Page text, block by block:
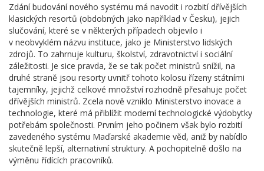
Zdání budování nového systému má navodit i rozbití dřívějších
klasických resortů (obdobných jako například v Česku), jejich
slučování, které se v některých případech objevilo i
v neobvyklém názvu instituce, jako je Ministerstvo lidských
zdrojů. To zahrnuje kulturu, školství, zdravotnictví i sociální
záležitosti. Je sice pravda, že se tak počet ministrů snížil, na
druhé straně jsou resorty uvnitř tohoto kolosu řízeny státními
tajemníky, jejichž celkové množství rozhodně přesahuje počet
dřívějších ministrů. Zcela nově vzniklo Ministerstvo inovace a
technologie, které má přiblížit moderní technologické výdobytky
potřebám společnosti. Prvním jeho počinem však bylo rozbití
zavedeného systému Maďarské akademie věd, aniž by nabídlo
skutečně lepší, alternativní struktury. A pochopitelně došlo na
výměnu řídících pracovníků.